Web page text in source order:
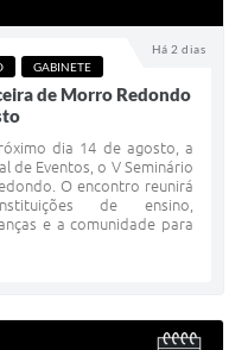
Há 2 dias
GABINETE
de Morro Redondo
dia 14 de agosto, a
de Eventos, o V Seminário
O encontro reunirá
de ensino,
e a comunidade para